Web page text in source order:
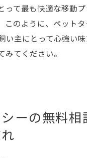
って最も快適な移動
このように、ペット
い主にとって心強い
みてください。
ーの無料相